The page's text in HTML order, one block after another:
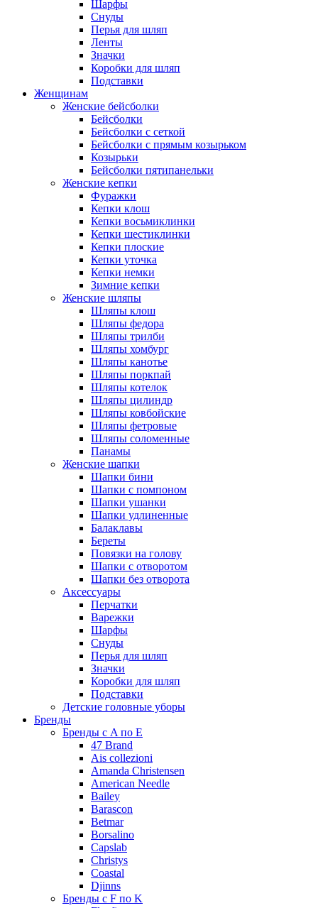
Шарфы
Снуды
Перья для шляп
Ленты
Значки
Коробки для шляп
Подставки
Женщинам
Женские бейсболки
Бейсболки
Бейсболки с сеткой
Бейсболки с прямым козырьком
Козырьки
Бейсболки пятипанельки
Женские кепки
Фуражки
Кепки клош
Кепки восьмиклинки
Кепки шестиклинки
Кепки плоские
Кепки уточка
Кепки немки
Зимние кепки
Женские шляпы
Шляпы клош
Шляпы федора
Шляпы трилби
Шляпы хомбург
Шляпы канотье
Шляпы поркпай
Шляпы котелок
Шляпы цилиндр
Шляпы ковбойские
Шляпы фетровые
Шляпы соломенные
Панамы
Женские шапки
Шапки бини
Шапки с помпоном
Шапки ушанки
Шапки удлиненные
Балаклавы
Береты
Повязки на голову
Шапки с отворотом
Шапки без отворота
Аксессуары
Перчатки
Варежки
Шарфы
Снуды
Перья для шляп
Значки
Коробки для шляп
Подставки
Детские головные уборы
Бренды
Бренды с A по E
47 Brand
Ais collezioni
Amanda Christensen
American Needle
Bailey
Barascon
Betmar
Borsalino
Capslab
Christys
Coastal
Djinns
Бренды с F по K